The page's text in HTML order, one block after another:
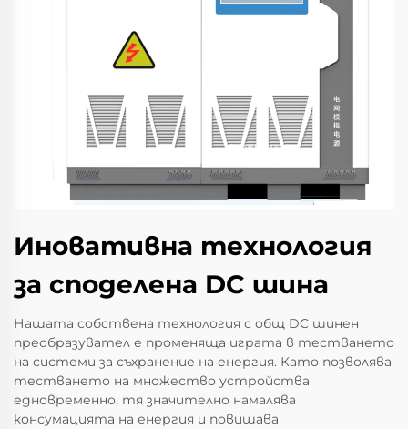
Иновативна технология
за споделена DC шина
Нашата собствена технология с общ DC шинен
преобразувател е променяща играта в тестването
на системи за съхранение на енергия. Като позволява
тестването на множество устройства
едновременно, тя значително намалява
консумацията на енергия и повишава